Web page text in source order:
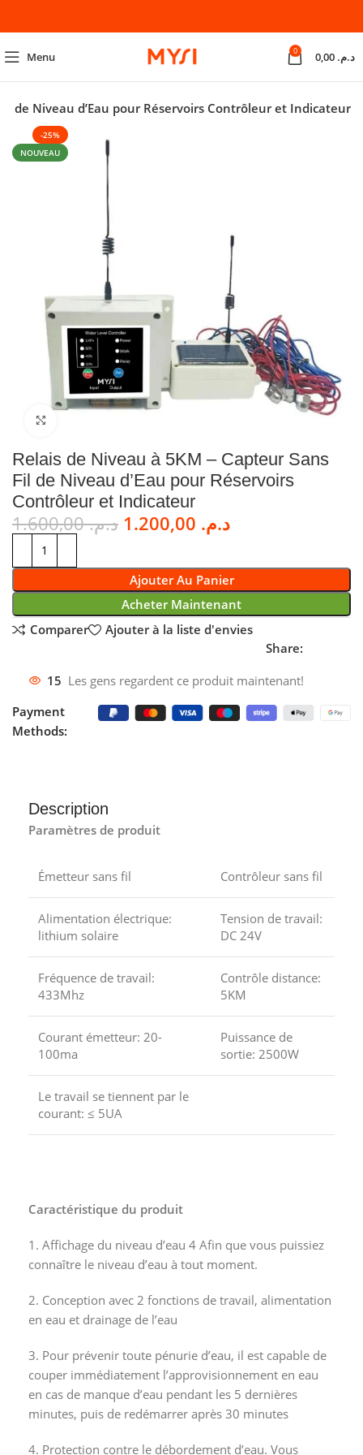
Menu 0 د.م.
de Niveau d’Eau pour Réservoirs Contrôleur et Indicateur
-25%
NOUVEAU
Relais de Niveau à 5KM – Capteur Sans
Fil de Niveau d’Eau pour Réservoirs
Contrôleur et Indicateur
د.م.1.600,00 د.م.
Ajouter Au Panier
Acheter Maintenant
Comparer
Ajouter à la liste d'envies
Share:
15 Les gens regardent ce produit maintenant!
Payment
Methods:
Description
Paramètres de produit
Émetteur sans fil Contrôleur sans fil
Alimentation électrique:
lithium solaire
Tension de travail:
DC 24V
Fréquence de travail:
433Mhz
Contrôle distance:
5KM
Courant émetteur: 20-
100ma
Puissance de
sortie: 2500W
Le travail se tiennent par le
courant: ≤ 5UA
Caractéristique du produit
1. Affichage du niveau d’eau 4 Afin que vous puissiez
connaître le niveau d’eau à tout moment.
2. Conception avec 2 fonctions de travail, alimentation
en eau et drainage de l’eau
3. Pour prévenir toute pénurie d’eau, il est capable de
couper immédiatement l’approvisionnement en eau
en cas de manque d’eau pendant les 5 dernières
minutes, puis de redémarrer après 30 minutes
4. Protection contre le débordement d’eau. Vous